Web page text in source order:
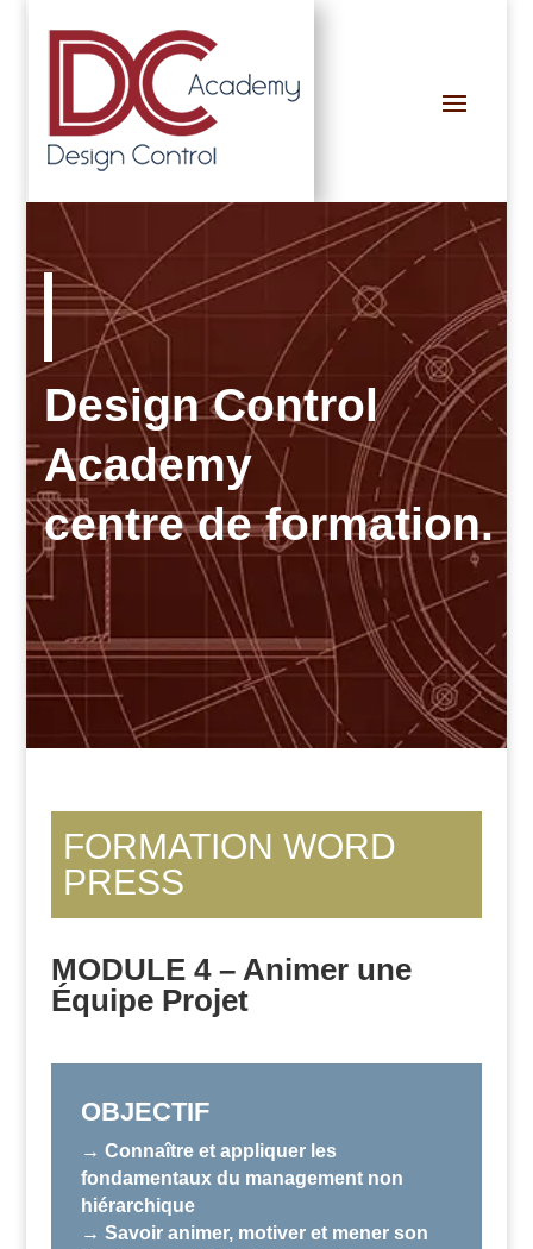
Design Control
Academy
centre de formation.
FORMATION WORD
PRESS
MODULE 4 – Animer une
Équipe Projet
OBJECTIF
→ Connaître et appliquer les
fondamentaux du management non
hiérarchique
→ Savoir animer, motiver et mener son